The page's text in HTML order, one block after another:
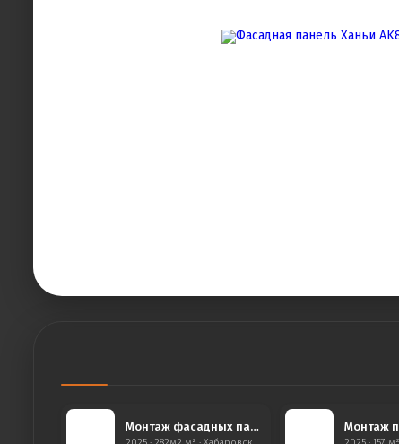
Монтаж фасадных панелей Ханьи с утеплением, Краснофлотский район